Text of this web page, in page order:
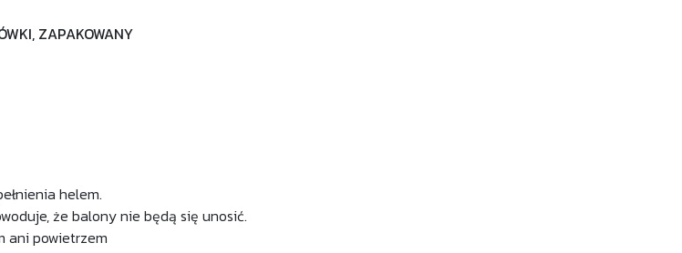
ZAPAKOWANY
helem.
że balony nie będą się unosić.
ani powietrzem